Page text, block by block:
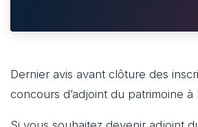
Dernier avis avant clôture des
concours d’adjoint du patrimoine à